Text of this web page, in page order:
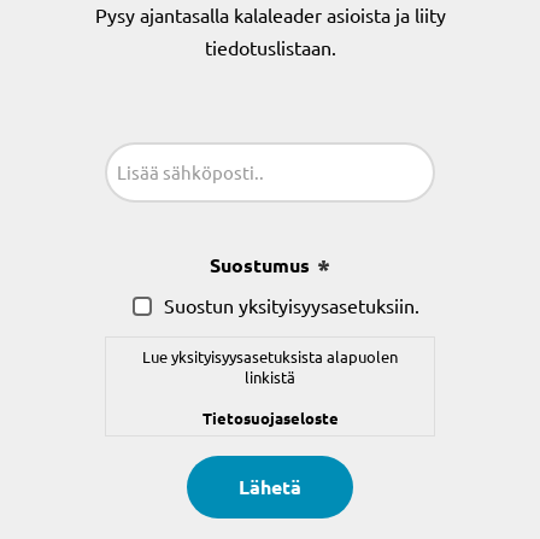
Pysy ajantasalla kalaleader asioista ja liity
tiedotuslistaan.
Sähköposti
Suostumus
Suostun yksityisyysasetuksiin.
Lue yksityisyysasetuksista alapuolen
linkistä
Tietosuojaseloste